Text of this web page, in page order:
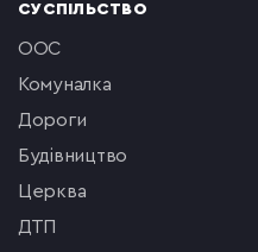
СУСПІЛЬСТВО
ООС
комуналка
Дороги
будівництво
церква
ДТП